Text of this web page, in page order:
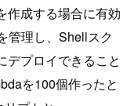
作成する場合に有効
管理し、Shellスク
デプロイできること
を100個作ったと